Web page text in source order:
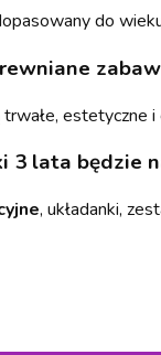
do
trwałe, estetyczne
3 lata będzie
, układanki,